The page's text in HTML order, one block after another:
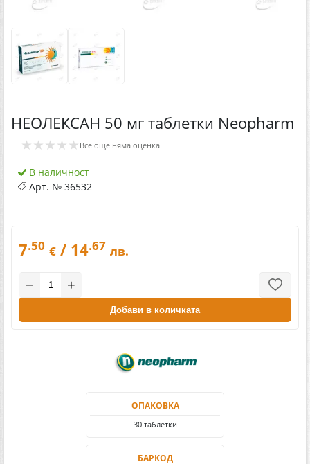
НЕОЛЕКСАН 50 мг таблетки Neopharm
★★★★★ Все още няма оценка
В наличност
Арт. № 36532
7.50 € / 14.67 лв.
− +
Добави в количката
ОПАКОВКА
30 таблетки
БАРКОД